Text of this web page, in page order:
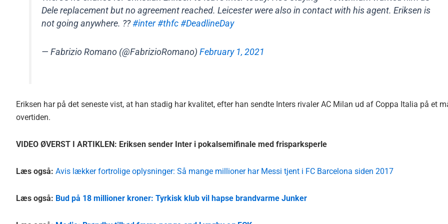
Dele replacement but no agreement reached. Leicester were also in contact with his agent. Eriksen is
not going anywhere. ??#inter #thfc #DeadlineDay
— Fabrizio Romano (@FabrizioRomano)February 1, 2021
Eriksen har på det seneste vist, at han stadig har kvalitet, efter han sendte Inters rivaler AC Milan ud af Coppa Italia på et
overtiden.
VIDEO ØVERST I ARTIKLEN: Eriksen sender Inter i pokalsemifinale med frisparksperle
Læs også: Avis lækker fortrolige oplysninger: Så mange millioner har Messi tjent i FC Barcelona siden 2017
Læs også: Bud på 18 millioner kroner: Tyrkisk klub vil hapse brandvarme Junker